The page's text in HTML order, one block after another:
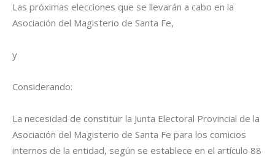
Las próximas elecciones que se llevarán a cabo en la
Asociación del Magisterio de Santa Fe,
y
Considerando:
La necesidad de constituir la Junta Electoral Provincial de la
Asociación del Magisterio de Santa Fe para los comicios
internos de la entidad, según se establece en el artículo 88